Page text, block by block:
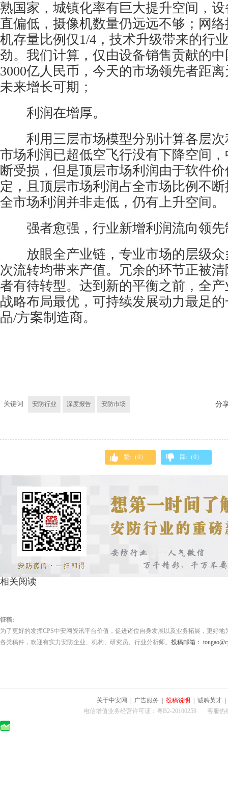
熟国家，城镇化率有巨大提升空间，
直偏低，摄像机数量仍远远不够； 网
机存量比例仅1/4，技术升级带来的行
劲。我们计算，仅由设备销售贡献的
3000亿人民币，今天的市场领先者距
未来增长可期；
利润在增厚。
利用三层市场模型分别计算各层次
市场利润已超低空飞行没有下降空间
断受损，但是顶层市场利润由于软件
定，且顶层市场利润占全市场比例不
全市场利润并非走低，仍有上升空间。
强者愈强，行业新增利润流向领先
放眼全产业链，专业市场的层级众
次流转均带来产值。冗余的环节正被
者有待转型。达到新的平衡之前，全
战略布局最优，可持续发展动力最足
品/方案制造商。
关键词 安防行业 深度报告 安防市场 分
赞:（0） 踩:（0）
相关阅读
征稿:
为了更好的发挥CPS中安网资讯平台价值，促进诸位自身发展以及业务拓展，更好
各类稿件，欢迎有实力安防企业、机构、研究员、行业分析师。 投稿邮箱：
关于中安网 广告服务 投稿说明 诚聘英才
电信增值业务经营许可证：粤B2-20100259 客服